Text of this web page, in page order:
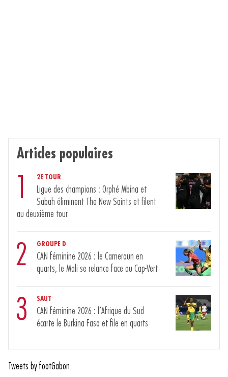
Articles populaires
1 2E TOUR
Ligue des champions : Orphé Mbina et
Sabah éliminent The New Saints et filent
au deuxième tour
2 GROUPE D
CAN féminine 2026 : le Cameroun en
quarts, le Mali se relance face au Cap-Vert
3 SAUT
CAN féminine 2026 : l’Afrique du Sud
écarte le Burkina Faso et file en quarts
Tweets by footGabon